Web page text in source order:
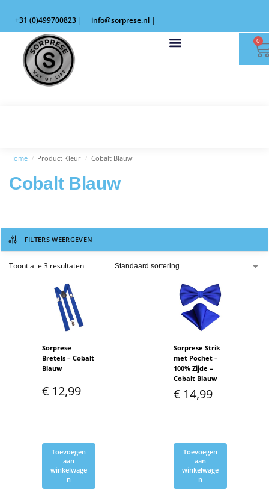
+31 (0)499700823 | info@sorprese.nl |
0
Home / Product Kleur / Cobalt Blauw
Cobalt Blauw
FILTERS WEERGEVEN
Toont alle 3 resultaten
Sorprese
Bretels – Cobalt
Blauw
€ 12,99
Toevoegen
aan
winkelwage
n
Sorprese Strik
met Pochet –
100% Zijde –
Cobalt Blauw
€ 14,99
Toevoegen
aan
winkelwage
n